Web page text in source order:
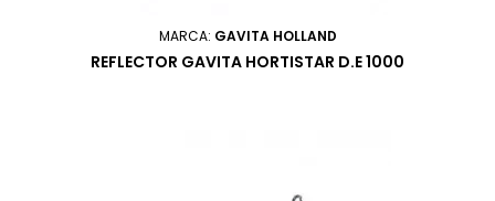
MARCA: GAVITA HOLLAND
REFLECTOR GAVITA HORTISTAR D.E 1000